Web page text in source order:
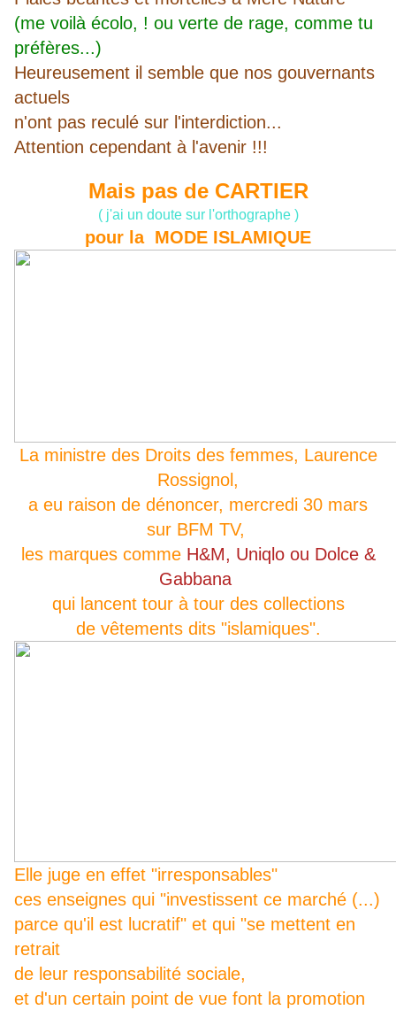
(me voilà écolo, ! ou verte de rage, comme tu
préfères...)
Heureusement il semble que nos gouvernants
actuels
n'ont pas reculé sur l'interdiction...
Attention cependant à l'avenir !!!
Mais pas de CARTIER
( j'ai un doute sur l'orthographe )
pour la MODE ISLAMIQUE
La ministre des Droits des femmes, Laurence
Rossignol,
a eu raison de dénoncer, mercredi 30 mars
sur BFM TV,
les marques comme H&M, Uniqlo ou Dolce &
Gabbana
qui lancent tour à tour des collections
de vêtements dits "islamiques".
Elle juge en effet "irresponsables"
ces enseignes qui "investissent ce marché (...)
parce qu'il est lucratif" et qui "se mettent en
retrait
de leur responsabilité sociale,
et d'un certain point de vue font la promotion